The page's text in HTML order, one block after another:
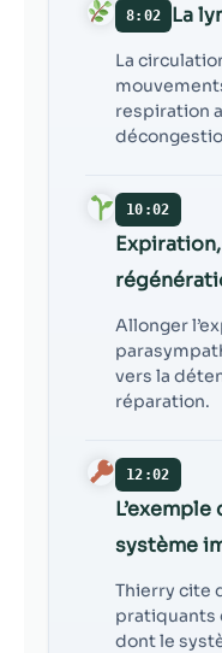
8:02 La
La
respiration
10:02
Allonger
vers la
réparation.
12:02
système
Thierry cite
pratiquants
dont le